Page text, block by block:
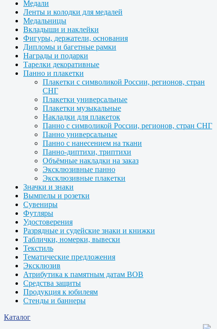
Медали
Ленты и колодки для медалей
Медальницы
Вкладыши и наклейки
Фигуры, держатели, основания
Дипломы и багетные рамки
Награды и подарки
Тарелки декоративные
Панно и плакетки
Плакетки с символикой России, регионов, стран
СНГ
Плакетки универсальные
Плакетки музыкальные
Накладки для плакеток
Панно с символикой России, регионов, стран СНГ
Панно универсальные
Панно с нанесением на ткани
Панно-диптихи, триптихи
Объёмные накладки на заказ
Эксклюзивные панно
Эксклюзивные плакетки
Значки и знаки
Вымпелы и розетки
Сувениры
Футляры
Удостоверения
Разрядные и судейские знаки и книжки
Таблички, номерки, вывески
Текстиль
Тематические предложения
Эксклюзив
Атрибутика к памятным датам ВОВ
Средства защиты
Продукция к юбилеям
Стенды и баннеры
Каталог